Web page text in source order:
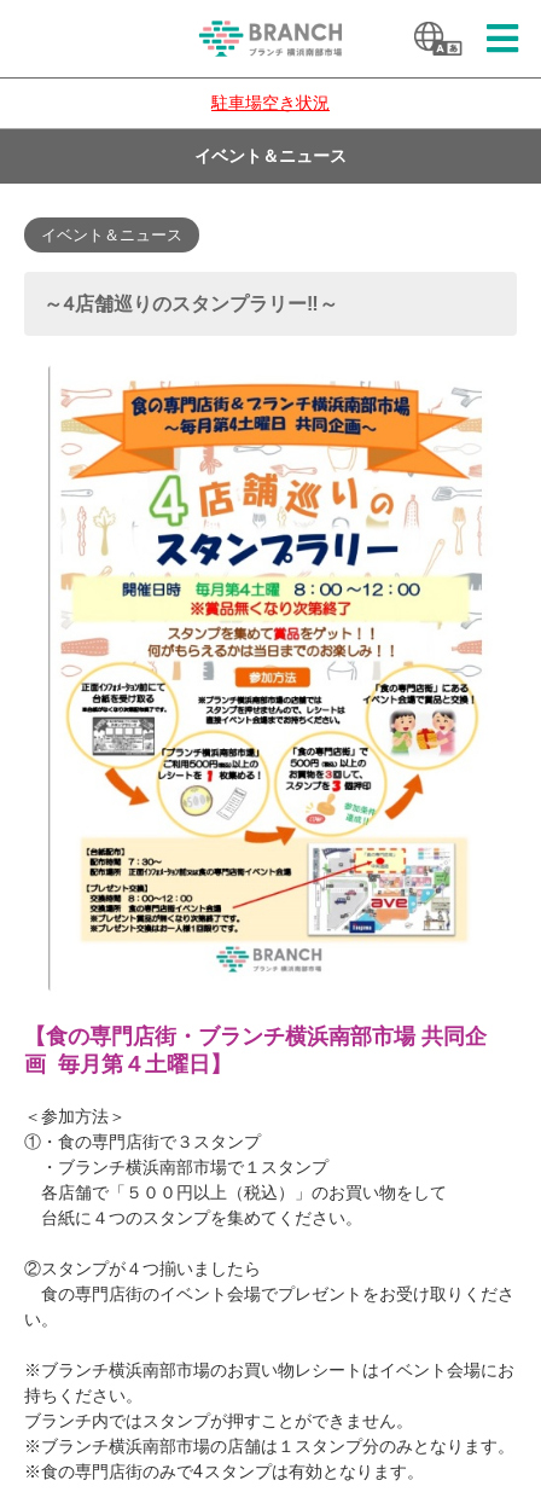
駐車場空き状況
イベント＆ニュース
イベント＆ニュース
～4店舗巡りのスタンプラリー‼～
【食の専門店街・ブランチ横浜南部市場共同企
画 毎月第４土曜日】
＜参加方法＞
①・食の専門店街で３スタンプ
・ブランチ横浜南部市場で１スタンプ
各店舗で「５００円以上（税込）」のお買い物をして
台紙に４つのスタンプを集めてください。
②スタンプが４つ揃いましたら
食の専門店街のイベント会場でプレゼントをお受け取りくださ
い。
※ブランチ横浜南部市場のお買い物レシートはイベント会場にお
持ちください。
ブランチ内ではスタンプが押すことができません。
※ブランチ横浜南部市場の店舗は１スタンプ分のみとなります。
※食の専門店街のみで4スタンプは有効となります。